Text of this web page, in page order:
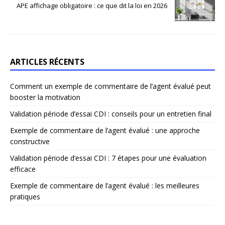
APE affichage obligatoire : ce que dit la loi en 2026
ARTICLES RÉCENTS
Comment un exemple de commentaire de l’agent évalué peut
booster la motivation
Validation période d’essai CDI : conseils pour un entretien final
Exemple de commentaire de l’agent évalué : une approche
constructive
Validation période d’essai CDI : 7 étapes pour une évaluation
efficace
Exemple de commentaire de l’agent évalué : les meilleures
pratiques